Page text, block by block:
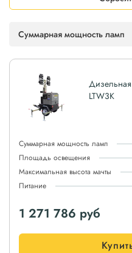
Суммарная мощность ламп
Дизельная
LTW3K
Суммарная мощность ламп
Площадь освещения
Максимальная высота мачты
Питание
1 271 786 руб